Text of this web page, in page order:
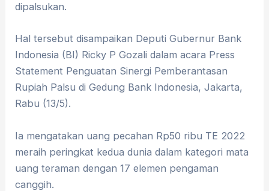
dipalsukan.
Hal tersebut disampaikan Deputi Gubernur Bank
Indonesia (BI) Ricky P Gozali dalam acara Press
Statement Penguatan Sinergi Pemberantasan
Rupiah Palsu di Gedung Bank Indonesia, Jakarta,
Rabu (13/5).
Ia mengatakan uang pecahan Rp50 ribu TE 2022
meraih peringkat kedua dunia dalam kategori mata
uang teraman dengan 17 elemen pengaman
canggih.